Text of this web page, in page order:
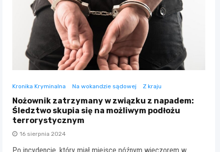
Kronika Kryminalna Na wokandzie sądowej Z kraju
Nożownik zatrzymany w związku z napadem:
Śledztwo skupia się na możliwym podłożu
terrorystycznym
16 sierpnia 2024